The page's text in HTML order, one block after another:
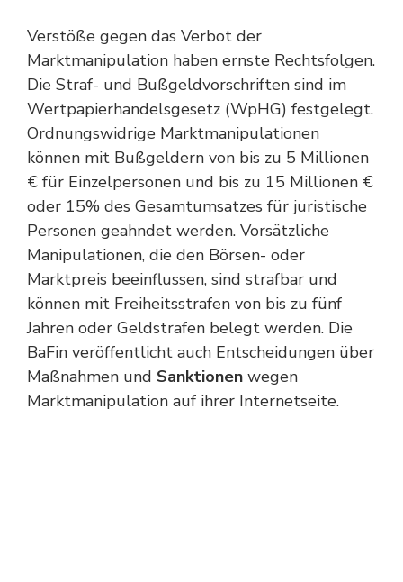
Verstöße gegen das Verbot der
Marktmanipulation haben ernste Rechtsfolgen.
Die Straf- und Bußgeldvorschriften sind im
Wertpapierhandelsgesetz (WpHG) festgelegt.
Ordnungswidrige Marktmanipulationen
können mit Bußgeldern von bis zu 5 Millionen
€ für Einzelpersonen und bis zu 15 Millionen €
oder 15% des Gesamtumsatzes für juristische
Personen geahndet werden. Vorsätzliche
Manipulationen, die den Börsen- oder
Marktpreis beeinflussen, sind strafbar und
können mit Freiheitsstrafen von bis zu fünf
Jahren oder Geldstrafen belegt werden. Die
BaFin veröffentlicht auch Entscheidungen über
Maßnahmen und Sanktionen wegen
Marktmanipulation auf ihrer Internetseite.